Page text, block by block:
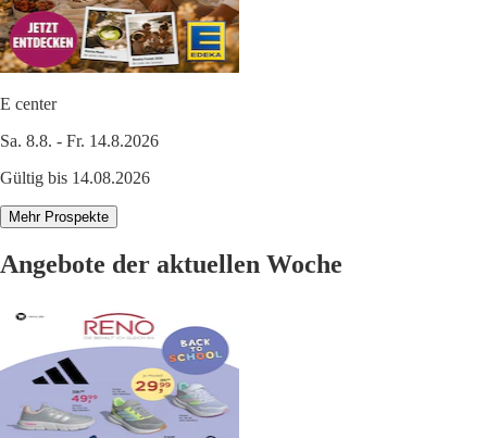
E center
Sa. 8.8. - Fr. 14.8.2026
Gültig bis 14.08.2026
Mehr Prospekte
Angebote der aktuellen Woche